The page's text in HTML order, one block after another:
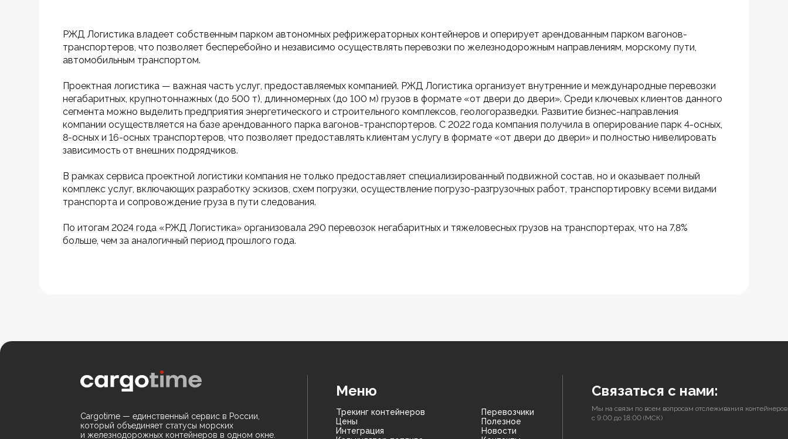
РЖД Логистика владеет собственным парком автономных рефрижераторных контейнеров и оперирует арендованным парком вагонов-
транспортеров, что позволяет бесперебойно и независимо осуществлять перевозки по железнодорожным направлениям, морскому пути,
автомобильным транспортом.
Проектная логистика — важная часть услуг, предоставляемых компанией. РЖД Логистика организует внутренние и международные перевозки
негабаритных, крупнотоннажных (до 500 т), длинномерных (до 100 м) грузов в формате «от двери до двери». Среди ключевых клиентов данного
сегмента можно выделить предприятия энергетического и строительного комплексов, геологоразведки. Развитие бизнес-направления
компании осуществляется на базе арендованного парка вагонов-транспортеров. С 2022 года компания получила в оперирование парк 4-осных,
8-осных и 16-осных транспортеров, что позволяет предоставлять клиентам услугу в формате «от двери до двери» и полностью нивелировать
зависимость от внешних подрядчиков.
В рамках сервиса проектной логистики компания не только предоставляет специализированный подвижной состав, но и оказывает полный
комплекс услуг, включающих разработку эскизов, схем погрузки, осуществление погрузо-разгрузочных работ, транспортировку всеми видами
транспорта и сопровождение груза в пути следования.
По итогам 2024 года «РЖД Логистика» организовала 290 перевозок негабаритных и тяжеловесных грузов на транспортерах, что на 7,8%
больше, чем за аналогичный период прошлого года.
Cargotime — единственный сервис в России,
который объединяет статусы морских
и железнодорожных контейнеров в одном окне.
Меню
Трекинг контейнеров
Цены
Интеграция
Перевозчики
Полезное
Новости
Связаться с нами:
Мы на связи по всем вопросам отслеживания контейнеров
с 9:00 до 18:00 (МСК)